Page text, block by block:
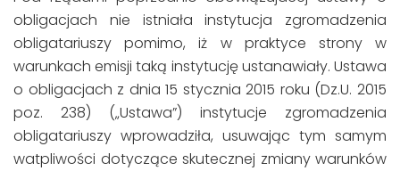
obligacjach nie istniała instytucja zgromadzenia
obligatariuszy pomimo, iż w praktyce strony w
warunkach emisji taką instytucję ustanawiały. Ustawa
o obligacjach z dnia 15 stycznia 2015 roku (Dz.U. 2015
poz. 238) („Ustawa”) instytucje zgromadzenia
obligatariuszy wprowadziła, usuwając tym samym
watpliwości dotyczące skutecznej zmiany warunków